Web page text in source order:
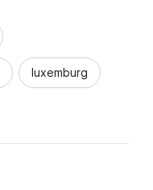
luxemburg